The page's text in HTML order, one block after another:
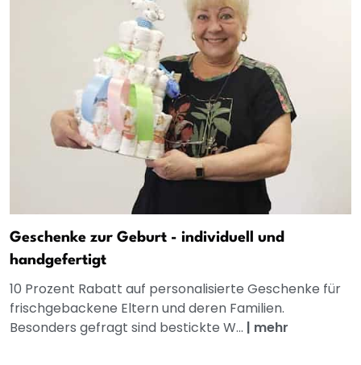
Geschenke zur Geburt - individuell und
handgefertigt
10 Prozent Rabatt auf personalisierte Geschenke für
frischgebackene Eltern und deren Familien.
Besonders gefragt sind bestickte W... | mehr